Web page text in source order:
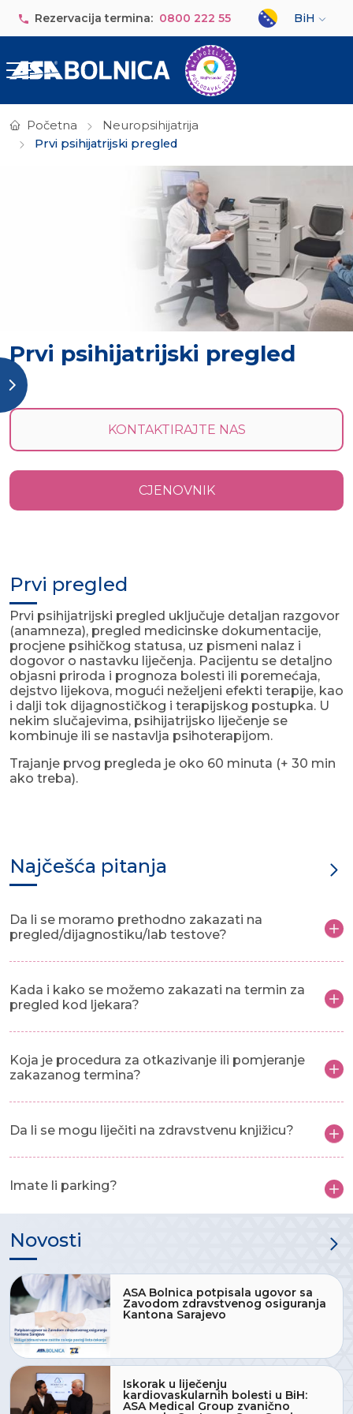
Rezervacija termina: 0800 222 55
Select your
BiH
Početna
Neuropsihijatrija
Prvi psihijatrijski pregled
Prvi psihijatrijski pregled
KONTAKTIRAJTE NAS
CJENOVNIK
Prvi pregled
Prvi psihijatrijski pregled uključuje detaljan razgovor
(anamneza), pregled ​medicinske dokumentacije,
procjene psihičkog statusa, uz pismeni nalaz i
dogovor o nastavku liječenja. Pacijentu se detaljno
objasni priroda i prognoza bolesti ili poremećaja,
dejstvo lijekova, mogući neželjeni efekti terapije, kao
i dalji tok dijagnostičkog i terapijskog postupka. U
nekim slučajevima, psihijatrijsko liječenje se
kombinuje ili se nastavlja psihoterapijom.
​Trajanje prvog pregleda je oko 60 minuta (+ 30 min
ako treba).
Najčešća pitanja
Da li se moramo prethodno zakazati na
pregled/dijagnostiku/lab testove?
Kada i kako se možemo zakazati na termin za
pregled kod ljekara?
Koja je procedura za otkazivanje ili pomjeranje
zakazanog termina?
Da li se mogu liječiti na zdravstvenu knjižicu?
Imate li parking?
Novosti
ASA Bolnica potpisala ugovor sa
Zavodom zdravstvenog osiguranja
Kantona Sarajevo
Iskorak u liječenju
kardiovaskularnih bolesti u BiH:
ASA Medical Group zvanično